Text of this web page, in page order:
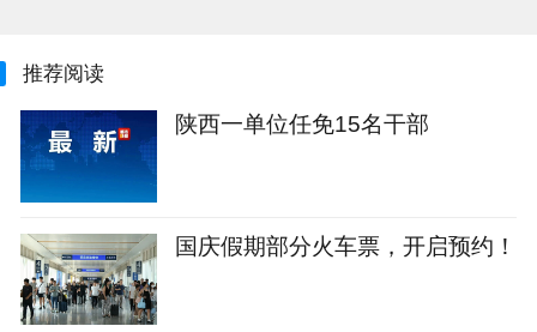
推荐阅读
陕西一单位任免15名干部
国庆假期部分火车票，开启预约！